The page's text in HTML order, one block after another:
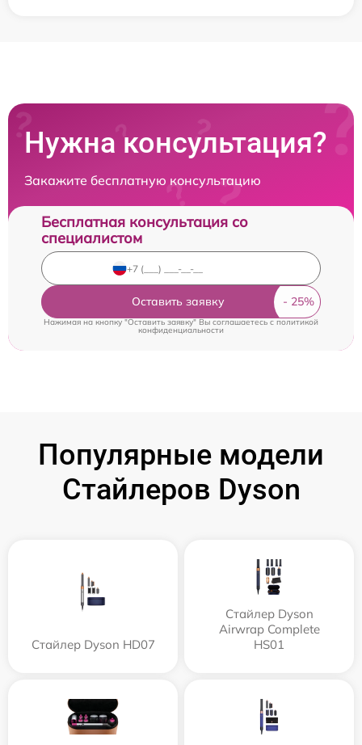
Нужна консультация?
Закажите бесплатную консультацию
Бесплатная консультация со
специалистом
Оставить заявку
Нажимая на кнопку "Оставить заявку" Вы соглашаетесь cполитикой
конфиденциальности
Популярные модели
Стайлеров Dyson
Стайлер Dyson HD07
Стайлер Dyson
Airwrap Complete
HS01